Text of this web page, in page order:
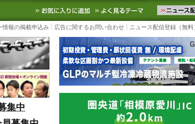
など国内外の最新の物流ニュースをお届けします。物
お気に入りに追加 よく見るテ
情報の掲載申込み 広告に関するお問い合わせ ニュース配信登録（無料
集中